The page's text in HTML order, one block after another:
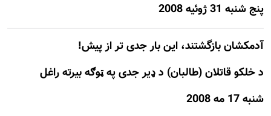
پنج شنبه 31 ژوئيه 2008
آدمکشان بازگشتند، اين بار جدی تر از پيش!
د خلکو قاتلان (طالبان) د ډیر جدی په ټوګه بیرته راغل
شنبه 17 مه 2008